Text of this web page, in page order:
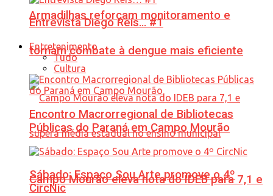
Armadilhas reforçam monitoramento e
tornam combate à dengue mais eficiente
Campo Mourão eleva nota do IDEB para 7,1 e
Entrevista Diego Reis… #1
Entretenimento
Tudo
Cultura
Encontro Macrorregional de Bibliotecas
Públicas do Paraná em Campo Mourão
Sábado: Espaço Sou Arte promove o 4º
CircNic